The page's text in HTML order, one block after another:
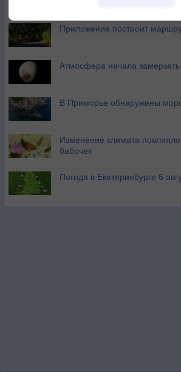
Приложение построит
Атмосфера начала замерзать
В Приморье обнаружены
Изменение климата
бабочек
Погода в Екатеринбурге 6